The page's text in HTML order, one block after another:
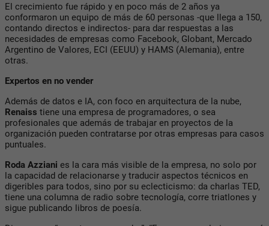
El crecimiento fue rápido y en poco más de 2 años ya
conformaron un equipo de más de 60 personas -que llega a 150,
contando directos e indirectos- para dar respuestas a las
necesidades de empresas como Facebook, Globant, Mercado
Argentino de Valores, ECI (EEUU) y HAMS (Alemania), entre
otras.
Expertos en no vender
Además de datos e IA, con foco en arquitectura de la nube,
Renaiss tiene una empresa de programadores, o sea
profesionales que además de trabajar en proyectos de la
organización pueden contratarse por otras empresas para casos
puntuales.
Roda Azziani es la cara más visible de la empresa, no solo por
la capacidad de relacionarse y traducir aspectos técnicos en
digeribles para todos, sino por su eclecticismo: da charlas TED,
tiene una columna de radio sobre tecnología, corre triatlones y
sigue publicando libros de poesía.